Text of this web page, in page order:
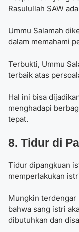
Rasulullah SAW
Ummu Salamah
dalam memahami
Terbukti, Ummu
terbaik atas
Hal ini bisa
menghadapi
tepat.
8. Tidur di
Tidur dipangkuan
memperlakukan
Mungkin terdengar
bahwa sang istri
dibutuhkan dan